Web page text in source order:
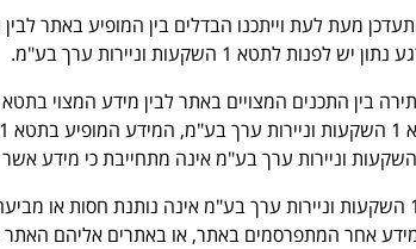
לתטא 1 השקעות וניירות ערך בע"מ.
מובהר כי תטא 1 השקעות וניירות ערך בע"מ אינה נותנת